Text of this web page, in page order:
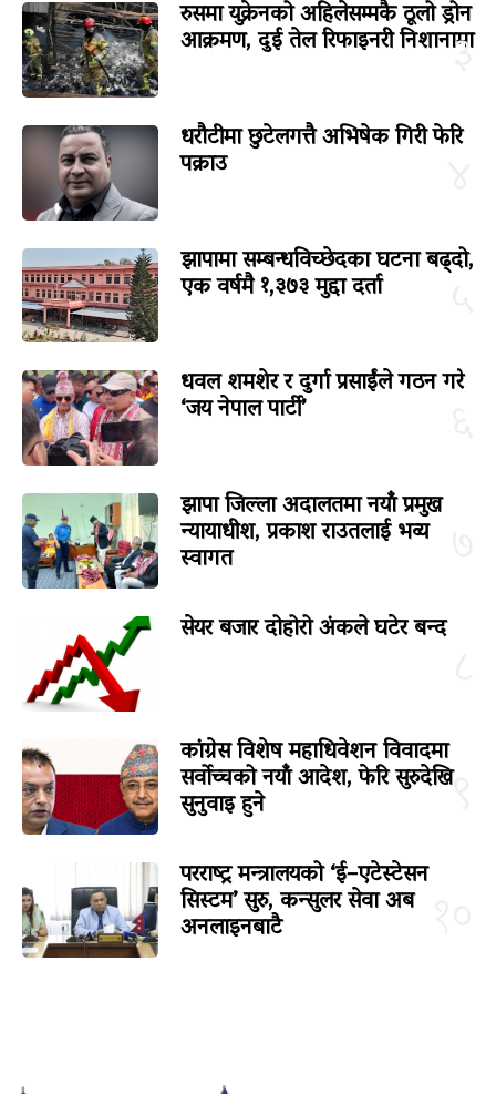
३
रुसमा युक्रेनको अहिलेसम्मकै ठूलो ड्रोन
आक्रमण, दुई तेल रिफाइनरी निशानामा
धरौटीमा छुटेलगत्तै अभिषेक गिरी फेरि
पक्राउ
झापामा सम्बन्धविच्छेदका घटना बढ्दो,
एक वर्षमै १,३७३ मुद्दा दर्ता
धवल शमशेर र दुर्गा प्रसाईंले गठन गरे
‘जय नेपाल पार्टी’
झापा जिल्ला अदालतमा नयाँ प्रमुख
न्यायाधीश, प्रकाश राउतलाई भव्य
स्वागत
सेयर बजार दोहोरो अंकले घटेर बन्द
९
कांग्रेस विशेष महाधिवेशन विवादमा
सर्वोच्चको नयाँ आदेश, फेरि सुरुदेखि
सुनुवाइ हुने
परराष्ट्र मन्त्रालयको ‘ई–एटेस्टेसन
सिस्टम’ सुरु, कन्सुलर सेवा अब
अनलाइनबाटै